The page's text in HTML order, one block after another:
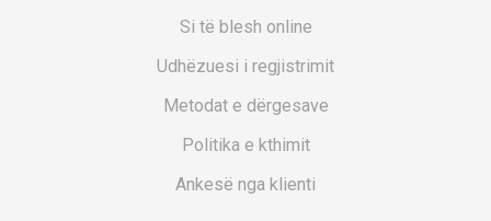
Si të blesh online
Udhëzuesi i regjistrimit
Metodat e dërgesave
Politika e kthimit
Ankesë nga klienti